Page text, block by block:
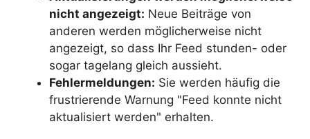
nicht angezeigt: Neue Beiträge von
anderen werden möglicherweise nicht
angezeigt, so dass Ihr Feed stunden- oder
sogar tagelang gleich aussieht.
Fehlermeldungen: Sie werden häufig die
frustrierende Warnung "Feed konnte nicht
aktualisiert werden" erhalten.